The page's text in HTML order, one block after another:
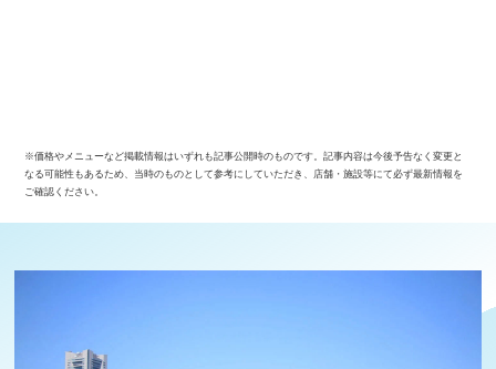
※価格やメニューなど掲載情報はいずれも記事公開時のものです。記事内容は今後予告なく変更と
なる可能性もあるため、当時のものとして参考にしていただき、店舗・施設等にて必ず最新情報を
ご確認ください。